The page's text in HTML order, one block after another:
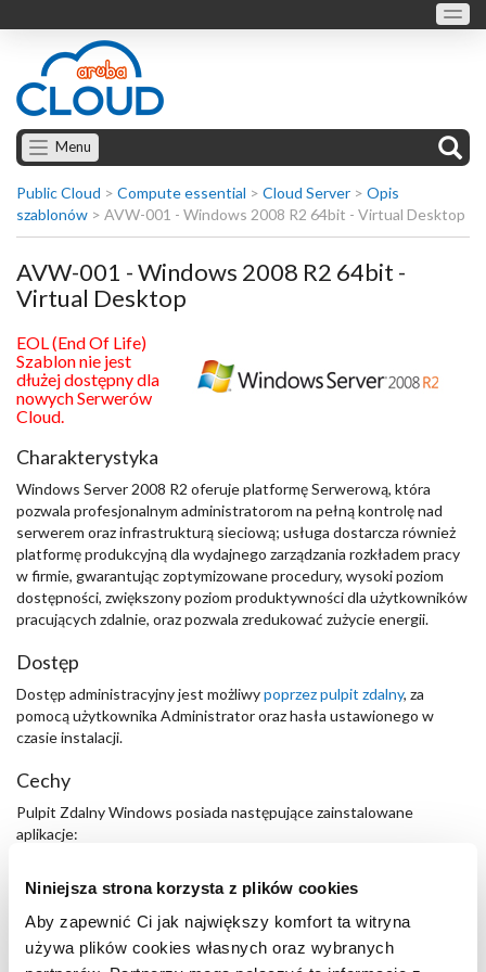
Niniejsza strona korzysta z plików cookies
Aby zapewnić Ci jak największy komfort ta witryna
używa plików cookies własnych oraz wybranych
Menu
Public Cloud > Compute essential > Cloud Server > Opis
szablonów > AVW-001 - Windows 2008 R2 64bit - Virtual Desktop
AVW-001 - Windows 2008 R2 64bit -
Virtual Desktop
EOL (End Of Life)
Szablon nie jest
dłużej dostępny dla
nowych Serwerów
Cloud.
Charakterystyka
Windows Server 2008 R2 oferuje platformę Serwerową, która
pozwala profesjonalnym administratorom na pełną kontrolę nad
serwerem oraz infrastrukturą sieciową; usługa dostarcza również
platformę produkcyjną dla wydajnego zarządzania rozkładem pracy
w firmie, gwarantując zoptymizowane procedury, wysoki poziom
dostępności, zwiększony poziom produktywności dla użytkowników
pracujących zdalnie, oraz pozwala zredukować zużycie energii.
Dostęp
Dostęp administracyjny jest możliwypoprzez pulpit zdalny, za
pomocą użytkownika Administrator oraz hasła ustawionego w
czasie instalacji.
Cechy
Pulpit Zdalny Windows posiada następujące zainstalowane
aplikacje:
kalkulacyjnych, projektów, baz danych i prezentacji
Forefront - linia produktów bezpieczeństwa od Microsoft
AdobeFlash - program do wyświetlania animacji Flash